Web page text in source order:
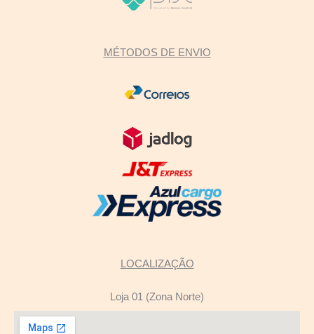
MÉTODOS DE ENVIO
LOCALIZAÇÃO
Loja 01 (Zona Norte)